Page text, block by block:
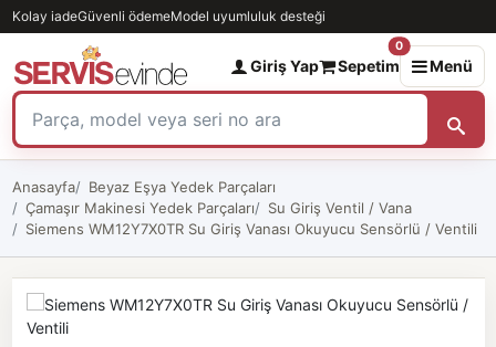
Kolay iadeGüvenli ödemeModel uyumluluk desteği
Giriş Yap Sepetim
0
Menü
Anasayfa
Beyaz Eşya Yedek Parçaları
Çamaşır Makinesi Yedek Parçaları
Su Giriş Ventil / Vana
Siemens WM12Y7X0TR Su Giriş Vanası Okuyucu Sensörlü / Ventili